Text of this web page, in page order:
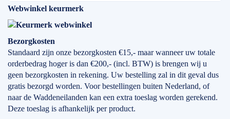
Webwinkel keurmerk
Bezorgkosten
Standaard zijn onze bezorgkosten €15,- maar wanneer uw totale
orderbedrag hoger is dan €200,- (incl. BTW) is brengen wij u
geen bezorgkosten in rekening. Uw bestelling zal in dit geval dus
gratis bezorgd worden. Voor bestellingen buiten Nederland, of
naar de Waddeneilanden kan een extra toeslag worden gerekend.
Deze toeslag is afhankelijk per product.